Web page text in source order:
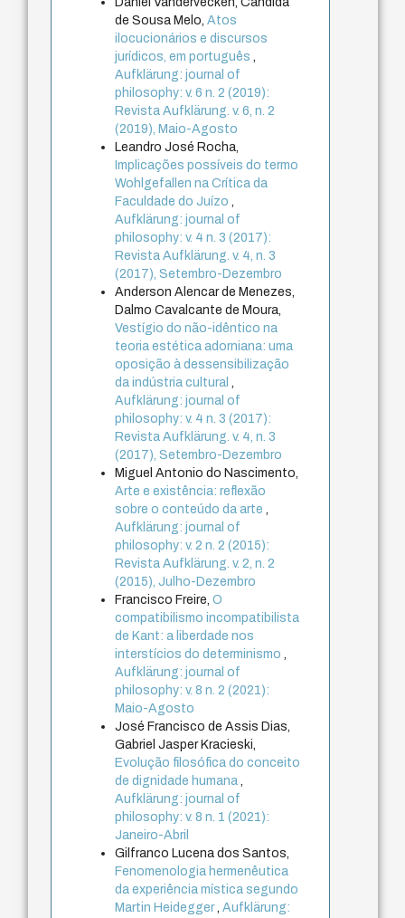
de Sousa Melo,Atos
ilocucionários e discursos
jurídicos, em português,
Aufklärung: journal of
philosophy: v. 6 n. 2 (2019):
Revista Aufklärung. v. 6, n. 2
(2019), Maio-Agosto
Leandro José Rocha,
Implicações possíveis do termo
Wohlgefallen na Crítica da
Faculdade do Juízo,
Aufklärung: journal of
philosophy: v. 4 n. 3 (2017):
Revista Aufklärung. v. 4, n. 3
(2017), Setembro-Dezembro
Anderson Alencar de Menezes,
Dalmo Cavalcante de Moura,
Vestígio do não-idêntico na
teoria estética adorniana: uma
oposição à dessensibilização
da indústria cultural,
Aufklärung: journal of
philosophy: v. 4 n. 3 (2017):
Revista Aufklärung. v. 4, n. 3
(2017), Setembro-Dezembro
Miguel Antonio do Nascimento,
Arte e existência: reflexão
sobre o conteúdo da arte,
Aufklärung: journal of
philosophy: v. 2 n. 2 (2015):
Revista Aufklärung. v. 2, n. 2
(2015), Julho-Dezembro
Francisco Freire,O
compatibilismo incompatibilista
de Kant: a liberdade nos
interstícios do determinismo,
Aufklärung: journal of
philosophy: v. 8 n. 2 (2021):
Maio-Agosto
José Francisco de Assis Dias,
Gabriel Jasper Kracieski,
Evolução filosófica do conceito
de dignidade humana,
Aufklärung: journal of
philosophy: v. 8 n. 1 (2021):
Janeiro-Abril
Gilfranco Lucena dos Santos,
Fenomenologia hermenêutica
da experiência mística segundo
Martin Heidegger,Aufklärung: